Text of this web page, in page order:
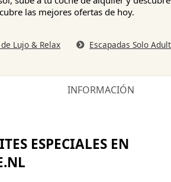
las mejores ofertas de hoy.
Lujo & Relax Escapadas Solo
INFORMACIÓN
ESPECIALES EN